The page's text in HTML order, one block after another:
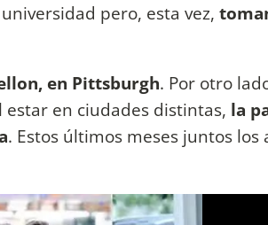
pero, esta vez,
en Pittsburgh. Por otro
en ciudades distintas, la
. Estos últimos meses juntos los